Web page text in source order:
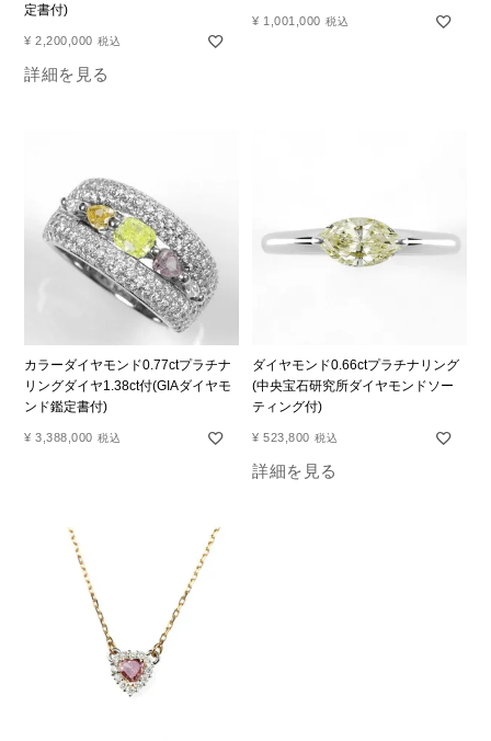
定書付)
¥ 2,200,000 税込
詳細を見る
¥ 1,001,000 税込
カラーダイヤモンド0.77ctプラチナ
リングダイヤ1.38ct付(GIAダイヤモ
ンド鑑定書付)
¥ 3,388,000 税込
ダイヤモンド0.66ctプラチナリング
(中央宝石研究所ダイヤモンドソー
ティング付)
¥ 523,800 税込
詳細を見る